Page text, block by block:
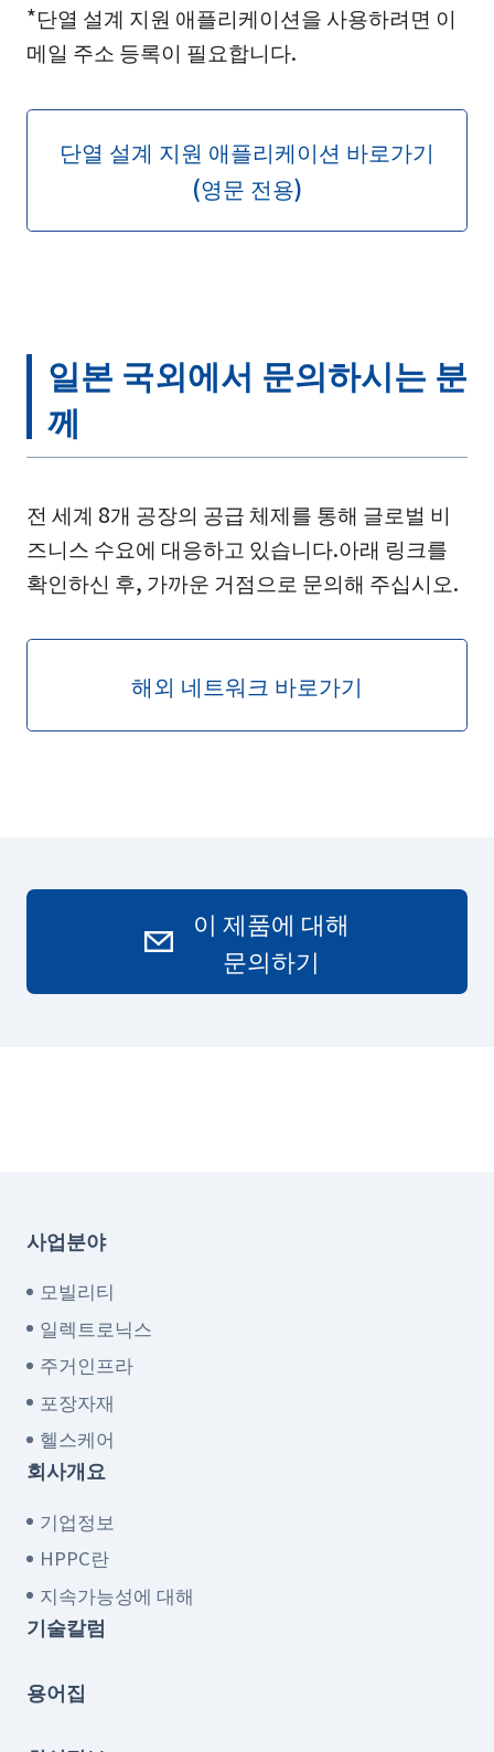
*단열 설계 지원 애플리케이션을 사용하려면 이
메일 주소 등록이 필요합니다.
단열 설계 지원 애플리케이션 바로가기
(영문 전용)
일본 국외에서 문의하시는 분
께
전 세계 8개 공장의 공급 체제를 통해 글로벌 비
즈니스 수요에 대응하고 있습니다.아래 링크를
확인하신 후, 가까운 거점으로 문의해 주십시오.
해외 네트워크 바로가기
이 제품에 대해
문의하기
사업분야
모빌리티
일렉트로닉스
주거인프라
포장자재
헬스케어
회사개요
기업정보
HPPC란
지속가능성에 대해
기술칼럼
용어집